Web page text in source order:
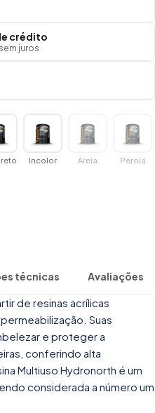
crédito
juros
Incolor Areia Perola
técnicas Avaliações
de resinas acrílicas
Suas
e proteger a
conferindo alta
Multiuso Hydronorth é um
considerada a número um